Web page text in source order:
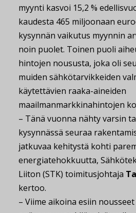
myynti kasvoi 15,2 %
kaudesta 465 miljoonaan
kysynnän vaikutus myynnin
noin puolet. Toinen puoli
hintojen noususta, joka oli
muiden sähkötarvikkeiden
käytettävien raaka-aineiden
maailmanmarkkinahintojen
– Tänä vuonna nähty varsin
kysynnässä seuraa
jatkuvaa kehitystä kohti
energiatehokkuutta,
Liiton (STK) toimitusjohtaja
kertoo.
– Viime aikoina esiin